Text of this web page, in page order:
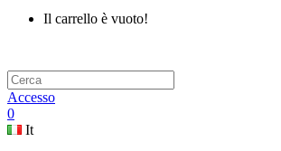
Il carrello è vuoto!
Accesso
0
It